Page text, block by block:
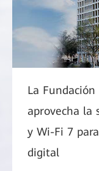
La
aprovecha la
y Wi-Fi 7
digital